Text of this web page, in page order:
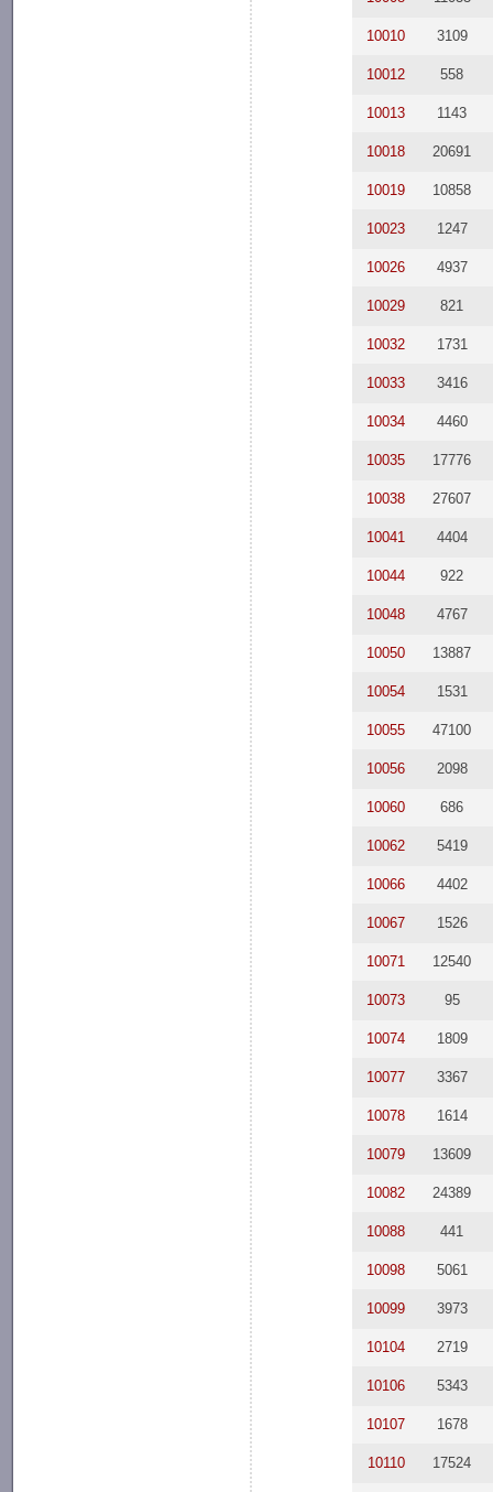
10010 3109
10012 558
10013 1143
10018 20691
10019 10858
10023 1247
10026 4937
10029 821
10032 1731
10033 3416
10034 4460
10035 17776
10038 27607
10041 4404
10044 922
10048 4767
10050 13887
10054 1531
10055 47100
10056 2098
10060 686
10062 5419
10066 4402
10067 1526
10071 12540
10073 95
10074 1809
10077 3367
10078 1614
10079 13609
10082 24389
10088 441
10098 5061
10099 3973
10104 2719
10106 5343
10107 1678
10110 17524